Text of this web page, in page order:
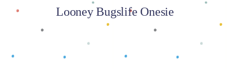
Looney Bugslife Onesie